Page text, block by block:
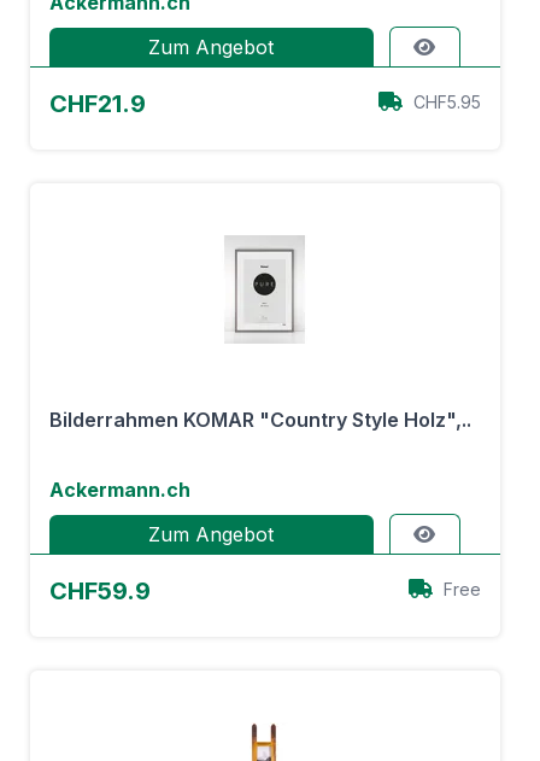
Zum Angebot
CHF21.9 CHF5.95
Bilderrahmen KOMAR "Country Style Holz",..
Ackermann.ch
Zum Angebot
CHF59.9 Free